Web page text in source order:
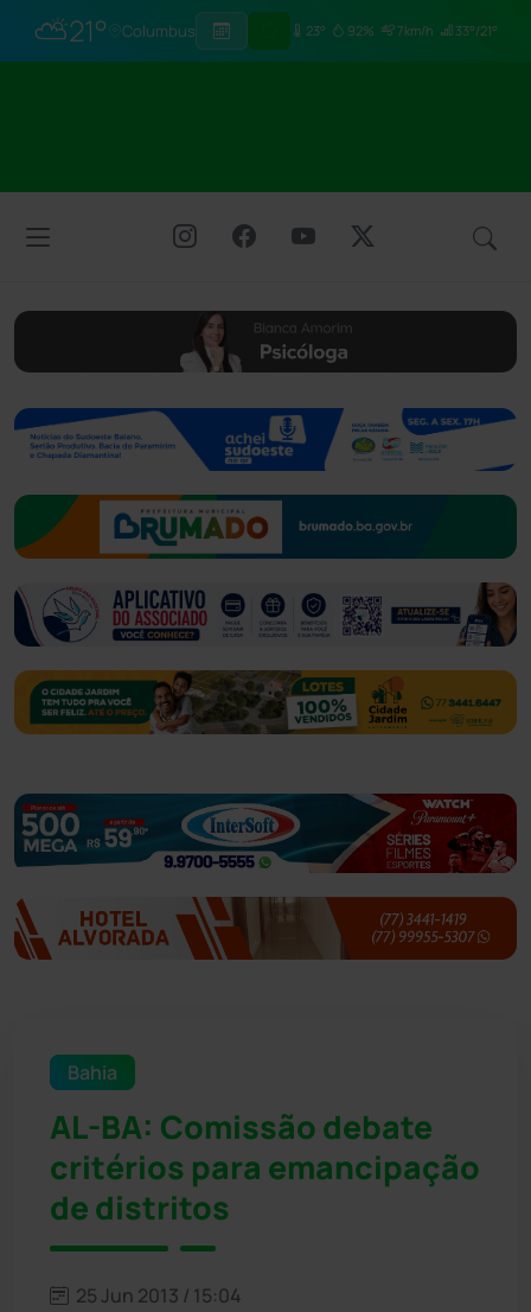
⛅21° Columbus 23° 92% 7km/h 33°/21°
Bahia
AL-BA: Comissão debate
critérios para emancipação
de distritos
25 Jun 2013 / 15:04